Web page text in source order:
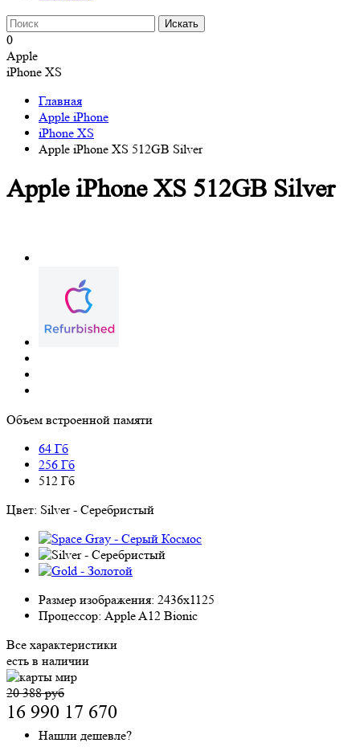
0
Apple
iPhone XS
Главная
Apple iPhone
iPhone XS
Apple iPhone XS 512GB Silver
Apple iPhone XS 512GB Silver
Объем встроенной памяти
64 Гб
256 Гб
512 Гб
Цвет: Silver - Серебристый
Размер изображения: 2436x1125
Процессор: Apple A12 Bionic
Все характеристики
есть в наличии
20 388 руб
16 990 17 670
Нашли дешевле?